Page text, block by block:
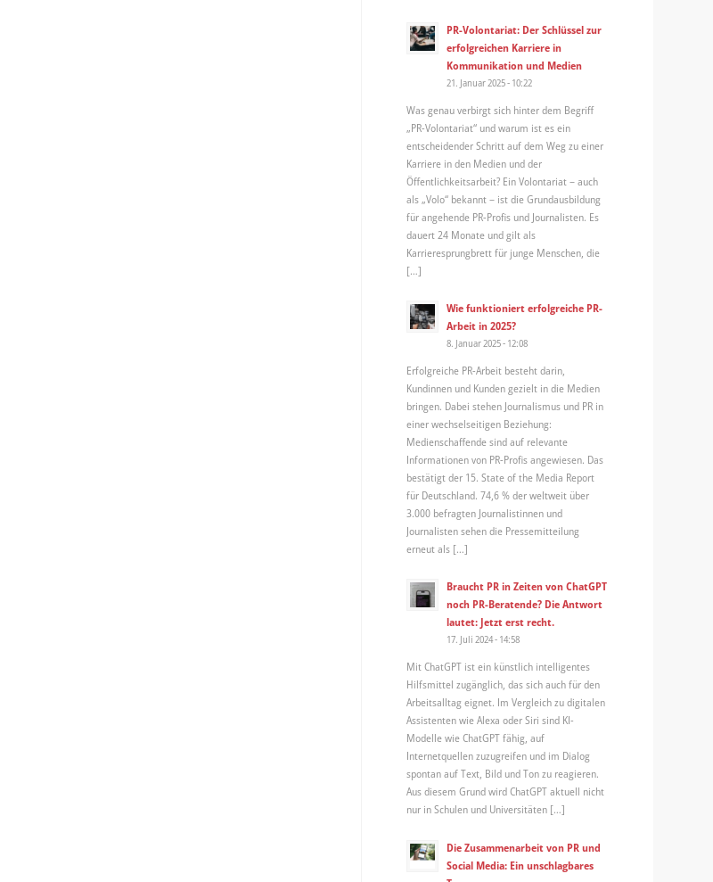
PR-Volontariat: Der Schlüssel zur
erfolgreichen Karriere in
Kommunikation und Medien
21. Januar 2025 - 10:22
Was genau verbirgt sich hinter dem Begriff
„PR-Volontariat“ und warum ist es ein
entscheidender Schritt auf dem Weg zu einer
Karriere in den Medien und der
Öffentlichkeitsarbeit? Ein Volontariat – auch
als „Volo“ bekannt – ist die Grundausbildung
für angehende PR-Profis und Journalisten. Es
dauert 24 Monate und gilt als
Karrieresprungbrett für junge Menschen, die
[…]
Wie funktioniert erfolgreiche PR-
Arbeit in 2025?
8. Januar 2025 - 12:08
Erfolgreiche PR-Arbeit besteht darin,
Kundinnen und Kunden gezielt in die Medien
bringen. Dabei stehen Journalismus und PR in
einer wechselseitigen Beziehung:
Medienschaffende sind auf relevante
Informationen von PR-Profis angewiesen. Das
bestätigt der 15. State of the Media Report
für Deutschland. 74,6 % der weltweit über
3.000 befragten Journalistinnen und
Journalisten sehen die Pressemitteilung
erneut als […]
Braucht PR in Zeiten von ChatGPT
noch PR-Beratende? Die Antwort
lautet: Jetzt erst recht.
17. Juli 2024 - 14:58
Mit ChatGPT ist ein künstlich intelligentes
Hilfsmittel zugänglich, das sich auch für den
Arbeitsalltag eignet. Im Vergleich zu digitalen
Assistenten wie Alexa oder Siri sind KI-
Modelle wie ChatGPT fähig, auf
Internetquellen zuzugreifen und im Dialog
spontan auf Text, Bild und Ton zu reagieren.
Aus diesem Grund wird ChatGPT aktuell nicht
nur in Schulen und Universitäten […]
Die Zusammenarbeit von PR und
Social Media: Ein unschlagbares